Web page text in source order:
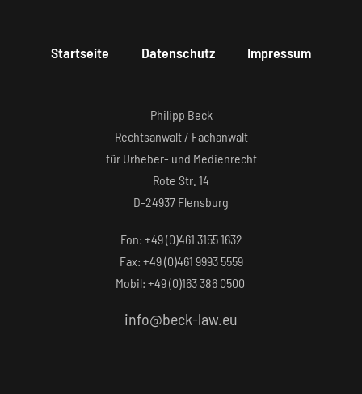
Startseite Datenschutz Impressum
Philipp Beck
Rechtsanwalt / Fachanwalt
für Urheber- und Medienrecht
Rote Str. 14
D-24937 Flensburg
Fon: +49 (0)461 3155 1632‬
Fax: +49 (0)461 9993 5559‬
Mobil: +49 (0)163 386 0500
info@beck-law.eu